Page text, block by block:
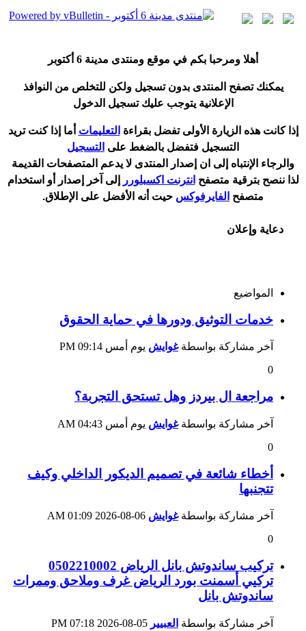
هلا ومرحبا بكم في موقع ومنتدى مدينة 6 أكتوبر
يمكنك تصفح المنتدى بدون تسجيل ولكن للتخلص من النوافذ
الإعلانية يتوجب عليك تسجيل الدخول
إذا كانت هذه الزيارة الأولى تفضل بقراءة التعليمات ما إذا كنت تريد
التسجيل فتفضل بالضغط على التسجيل
والرجاء الإنتباه إلى ان إصدار المنتدى لا يدعم المتصفحات القديمة
لذا ننصح بترقية متصفح انترنت اكسبلورر إلى آخر إصدار أو استخدام
متصفح الفايرفوكس حيت نه الأفضل على الإطلاق.
دعاية وإعلان
المواضيع
خدمات التوثيق ودورها في حماية الحقوق
آخر مشاركة بواسطةغوايش يوم أمس 09:14 PM
0
مراجعة ال بيردز وهل تستحق التجربة؟
آخر مشاركة بواسطةغوايش يوم أمس 04:43 AM
0
أخطاء شائعة في تصميم الديكور الداخلي وكيف
تتجنبها
آخر مشاركة بواسطةغوايش
01:09 AM
0
تركيب ساندوتش بانل الرياض 0502210002
تركيي أسمنت بورد الرياض غرف وملاحق وممرات
ساندوتش بانل
آخر مشاركة بواسطة العبيير
07:18 PM